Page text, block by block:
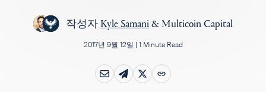
작성자 Kyle Samani& Multicoin Capital
2017년 9월 12일 | 1 Minute Read